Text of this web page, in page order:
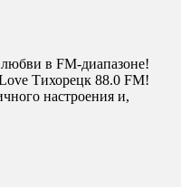
в FM-диапазоне!
Тихорецк 88.0 FM!
настроения и,